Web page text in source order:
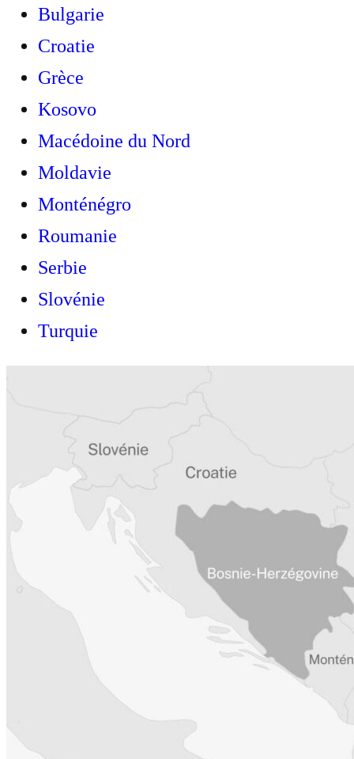
Bulgarie
Croatie
Grèce
Kosovo
Macédoine du Nord
Moldavie
Monténégro
Roumanie
Serbie
Slovénie
Turquie